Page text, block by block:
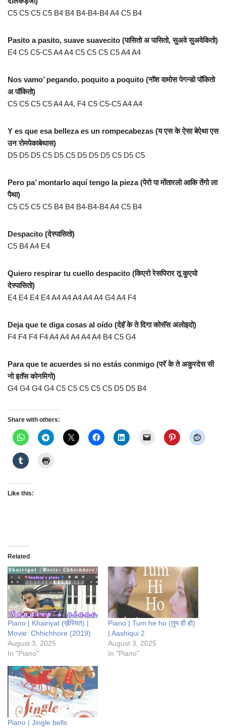
C5 C5 C5 C5 B4 B4 B4-B4-B4 A4 C5 B4
Pasito a pasito, suave suavecito (पासितो अ पासितो, सुअवे सुअवेकितो)
E4 C5 C5-C5 A4 A4 C5 C5 C5 C5 A4 A4
Nos vamo’ pegando, poquito a poquito (नॉश वामोस पेगन्डो पॉकितो
अ पॉकितो)
C5 C5 C5 C5 A4 A4, F4 C5 C5-C5 A4 A4
Y es que esa belleza es un rompecabezas (य एस के ऐसा बेऐथा एस
उन रोमपेकाबेथास)
D5 D5 D5 C5 D5 C5 D5 D5 D5 C5 D5 C5
Pero pa’ montarlo aquí tengo la pieza (पेरो पा मोंतारलो आकि तेंगो ला
पैथा)
C5 C5 C5 C5 B4 B4 B4-B4-B4 A4 C5 B4
Despacito (देस्पासितो)
C5 B4 A4 E4
Quiero respirar tu cuello despacito (किएरो रेसपिरार तू कुएयो
देस्पासितो)
E4 E4 E4 E4 A4 A4 A4 A4 A4 G4 A4 F4
Deja que te diga cosas al oído (देहॅ के ते दिगा कोसॅस अलोइदो)
F4 F4 F4 F4 A4 A4 A4 A4 A4 B4 C5 G4
Para que te acuerdes si no estás conmigo (परॅ के ते अकुरदेस सी
नो इतॅस कोनमिगो)
G4 G4 G4 G4 C5 C5 C5 C5 C5 D5 D5 B4
Share with others:
Like this:
Related
Piano | Khairiyat (ख़ैरियत) |
Movie: Chhichhore (2019)
August 3, 2025
In "Piano"
Piano | Tum he ho (तुम ही हो)
| Aashiqui 2
August 3, 2025
In "Piano"
Piano | Jingle bells